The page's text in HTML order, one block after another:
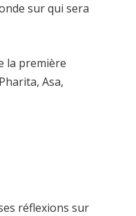
sur qui sera
la première
Asa,
réflexions sur